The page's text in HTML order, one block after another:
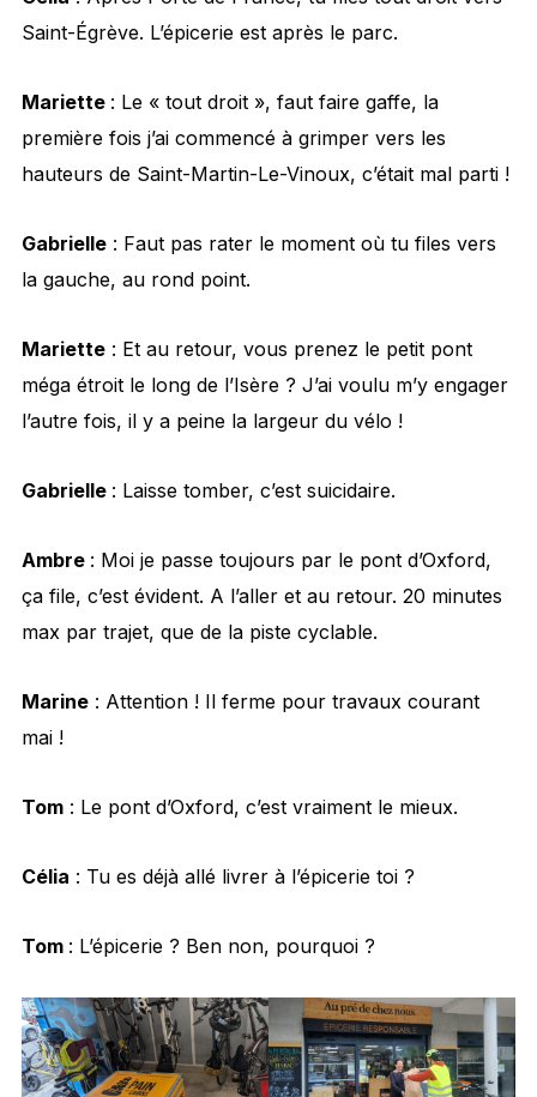
Saint-Égrève. L’épicerie est après le parc.
Mariette : Le « tout droit », faut faire gaffe, la
première fois j’ai commencé à grimper vers les
hauteurs de Saint-Martin-Le-Vinoux, c’était mal parti !
Gabrielle: Faut pas rater le moment où tu files vers
la gauche, au rond point.
Mariette: Et au retour, vous prenez le petit pont
méga étroit le long de l’Isère ? J’ai voulu m’y engager
l’autre fois, il y a peine la largeur du vélo !
Gabrielle : Laisse tomber, c’est suicidaire.
Ambre : Moi je passe toujours par le pont d’Oxford,
ça file, c’est évident. A l’aller et au retour. 20 minutes
max par trajet, que de la piste cyclable.
Marine: Attention ! Il ferme pour travaux courant
mai !
Tom: Le pont d’Oxford, c’est vraiment le mieux.
Célia : Tu es déjà allé livrer à l’épicerie toi ?
Tom : L’épicerie ? Ben non, pourquoi ?